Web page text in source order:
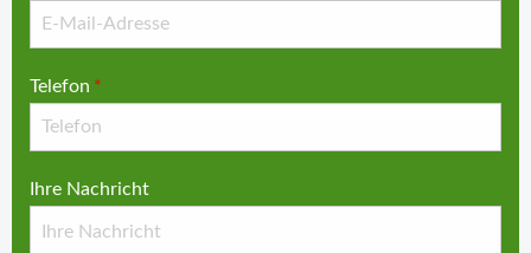
Telefon *
Ihre Nachricht